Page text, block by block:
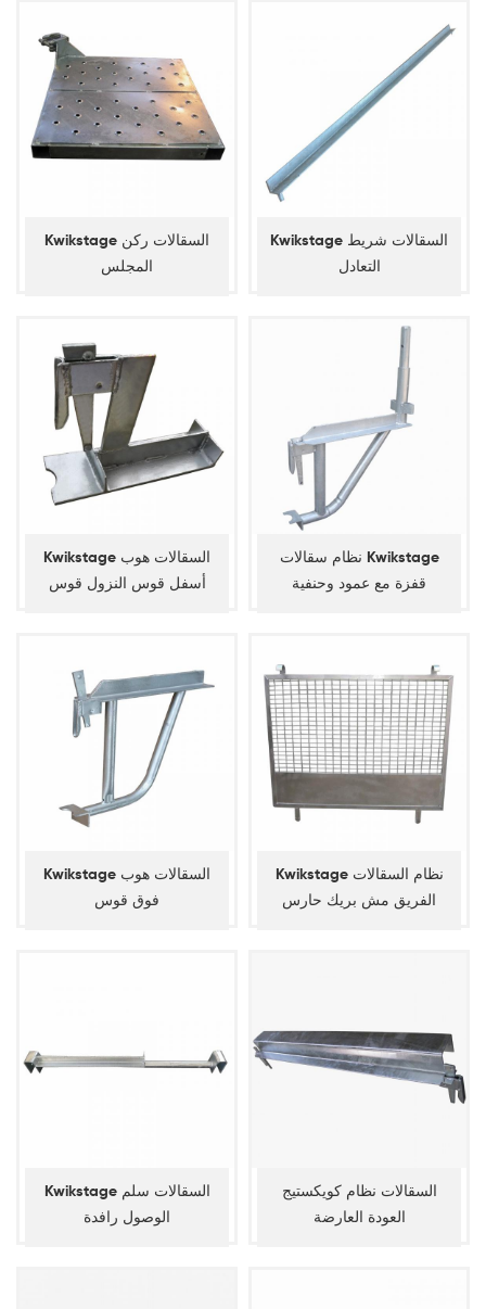
Kwikstage السقالات ركن
المجلس
Kwikstage السقالات شريط
التعادل
Kwikstage السقالات هوب
أسفل قوس النزول قوس
نظام سقالات Kwikstage
قفزة مع عمود وحنفية
Kwikstage السقالات هوب
فوق قوس
Kwikstage نظام السقالات
الفريق مش بريك حارس
Kwikstage السقالات سلم
الوصول رافدة
السقالات نظام كويكستيج
العودة العارضة